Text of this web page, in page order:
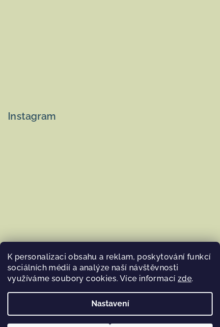
K personalizaci obsahu a reklam, poskytování funkcí
sociálních médií a analýze naší návštěvnosti
využíváme soubory cookies. Více informací zde.
Nastavení
Instagram
Sledovat na Instagramu